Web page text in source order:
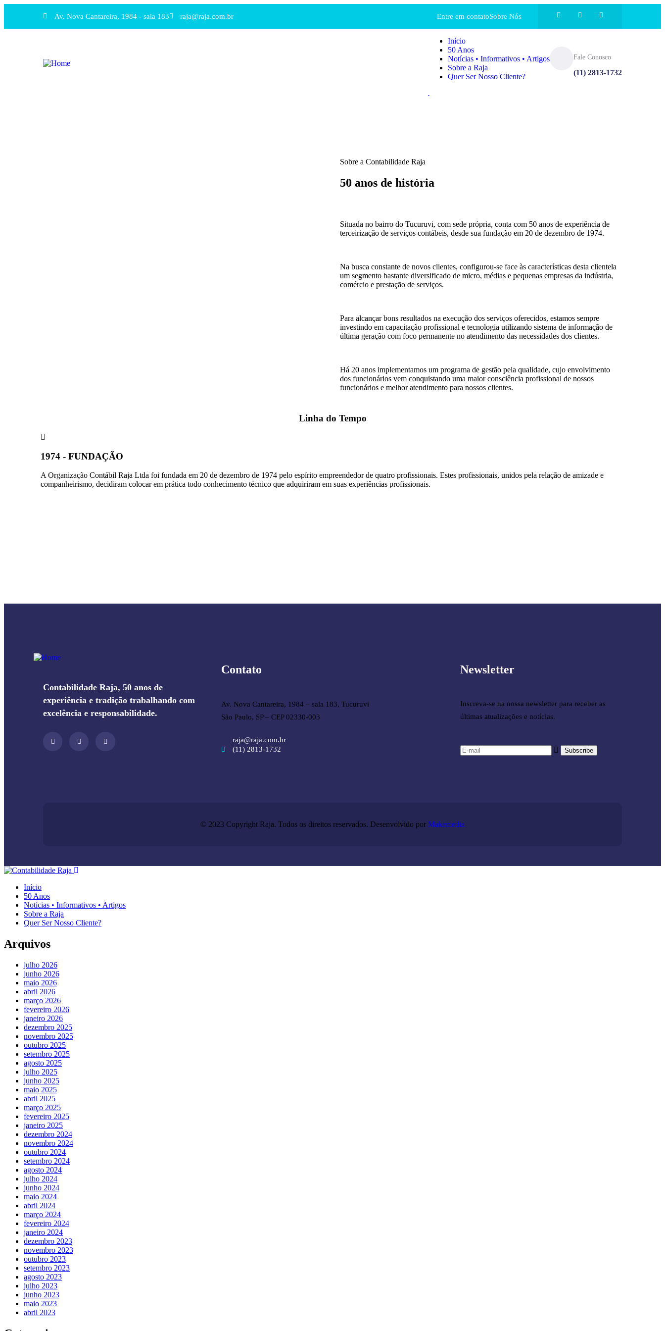
Av. Nova Cantareira, 1984 - sala 183 raja@raja.com.br Entre em contatoSobre Nós
Início
50 Anos
Notícias • Informativos • Artigos
Sobre a Raja
Quer Ser Nosso Cliente?
.
Fale Conosco
(11) 2813-1732
Sobre a Contabilidade Raja
50 anos de história
Situada no bairro do Tucuruvi, com sede própria, conta com 50 anos de experiência de
terceirização de serviços contábeis, desde sua fundação em 20 de dezembro de 1974.
Na busca constante de novos clientes, configurou-se face às características desta clientela
um segmento bastante diversificado de micro, médias e pequenas empresas da indústria,
comércio e prestação de serviços.
Para alcançar bons resultados na execução dos serviços oferecidos, estamos sempre
investindo em capacitação profissional e tecnologia utilizando sistema de informação de
última geração com foco permanente no atendimento das necessidades dos clientes.
Há 20 anos implementamos um programa de gestão pela qualidade, cujo envolvimento
dos funcionários vem conquistando uma maior consciência profissional de nossos
funcionários e melhor atendimento para nossos clientes.
Linha do Tempo
1974 - FUNDAÇÃO
A Organização Contábil Raja Ltda foi fundada em 20 de dezembro de 1974 pelo espírito empreendedor de quatro profissionais. Estes profissionais, unidos pela relação de amizade e
companheirismo, decidiram colocar em prática todo conhecimento técnico que adquiriram em suas experiências profissionais.
Contabilidade Raja, 50 anos de
experiência e tradição trabalhando com
excelência e responsabilidade.
Contato
Av. Nova Cantareira, 1984 – sala 183, Tucuruvi
São Paulo, SP – CEP 02330-003
raja@raja.com.br
(11) 2813-1732
Newsletter
Inscreva-se na nossa newsletter para receber as
últimas atualizações e notícias.
© 2023 Copyright Raja. Todos os direitos reservados. Desenvolvido por Makemedia
Início
50 Anos
Notícias • Informativos • Artigos
Sobre a Raja
Quer Ser Nosso Cliente?
Arquivos
julho 2026
junho 2026
maio 2026
abril 2026
março 2026
fevereiro 2026
janeiro 2026
dezembro 2025
novembro 2025
outubro 2025
setembro 2025
agosto 2025
julho 2025
junho 2025
maio 2025
abril 2025
março 2025
fevereiro 2025
janeiro 2025
dezembro 2024
novembro 2024
outubro 2024
setembro 2024
agosto 2024
julho 2024
junho 2024
maio 2024
abril 2024
março 2024
fevereiro 2024
janeiro 2024
dezembro 2023
novembro 2023
outubro 2023
setembro 2023
agosto 2023
julho 2023
junho 2023
maio 2023
abril 2023